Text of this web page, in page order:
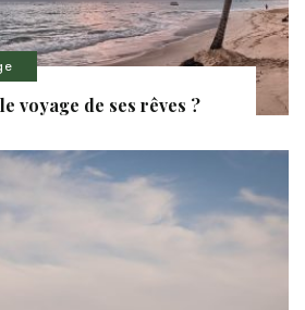
voyage de ses rêves ?